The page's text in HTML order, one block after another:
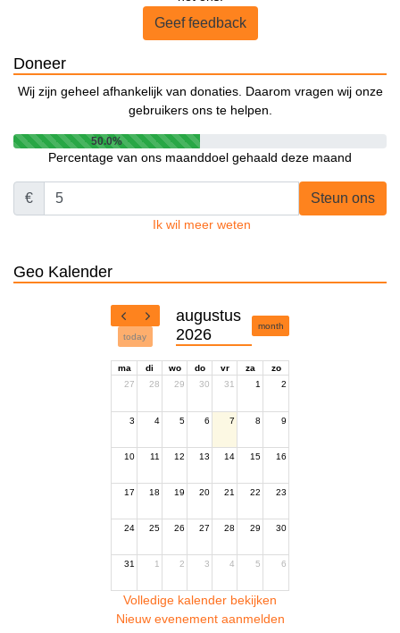
Geef feedback
Doneer
Wij zijn geheel afhankelijk van donaties. Daarom vragen wij onze
gebruikers ons te helpen.
50.0%
Percentage van ons maanddoel gehaald deze maand
€ Steun ons
Ik wil meer weten
Geo Kalender
today
augustus
2026
month
ma di wo do vr za
zo
27
28 29 30 31 1 2
3 4 5 6 7 8 9
10 11 12 13 14 15 16
17 18 19 20 21 22 23
24 25 26 27 28 29 30
31 1 2 3 4 5 6
Volledige kalender bekijken
Nieuw evenement aanmelden